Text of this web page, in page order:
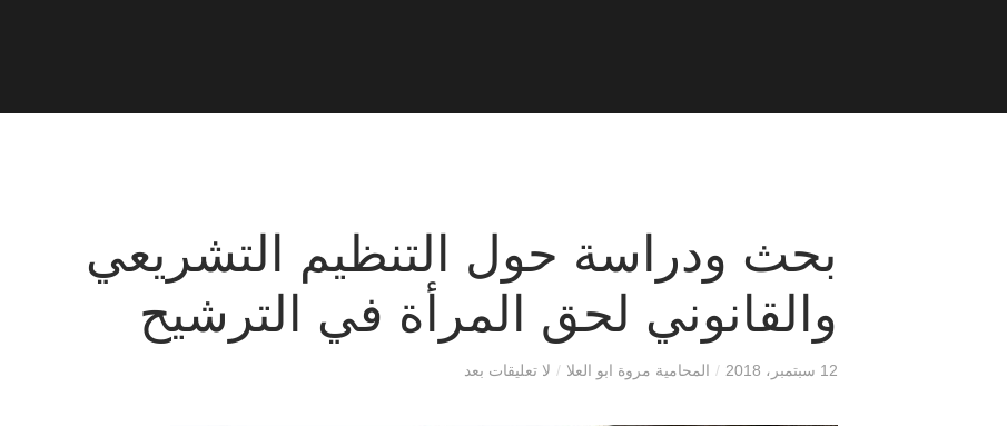
بحث ودراسة حول التنظيم التشريعي
والقانوني لحق المرأة في الترشيح
12 سبتمبر، 2018 / المحامية مروة ابو العلا / لا تعليقات بعد